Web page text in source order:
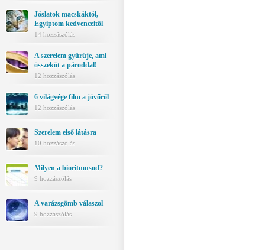
Jóslatok macskáktól,
Egyiptom kedvenceitől
14 hozzászólás
A szerelem gyűrűje, ami
összeköt a pároddal!
12 hozzászólás
6 világvége film a jövőről
12 hozzászólás
Szerelem első látásra
10 hozzászólás
Milyen a bioritmusod?
9 hozzászólás
A varázsgömb válaszol
9 hozzászólás